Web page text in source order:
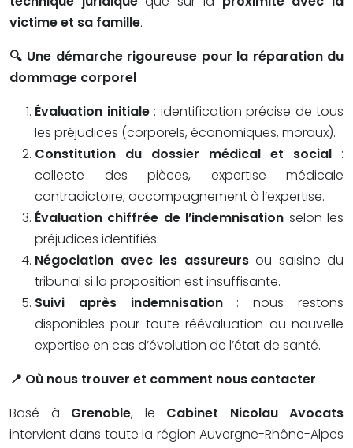
victime et sa famille.
🔍 Une démarche rigoureuse pour la réparation du
dommage corporel
Évaluation initiale: identification précise de tous
les préjudices (corporels, économiques, moraux).
Constitution du dossier médical et social :
collecte des pièces, expertise médicale
contradictoire, accompagnement à l’expertise.
Évaluation chiffrée de l’indemnisation selon les
préjudices identifiés.
Négociation avec les assureursou saisine du
tribunal si la proposition est insuffisante.
Suivi après indemnisation: nous restons
disponibles pour toute réévaluation ou nouvelle
expertise en cas d’évolution de l’état de santé.
📍 Où nous trouver et comment nous contacter
Basé à Grenoble, le Cabinet Nicolau Avocats
intervient dans toute la région Auvergne-Rhône-Alpes